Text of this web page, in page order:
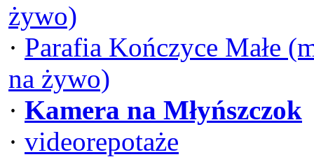
żywo)
· Parafia Kończyce Małe
na żywo)
· Kamera na Młyńszczok
· videorepotaże